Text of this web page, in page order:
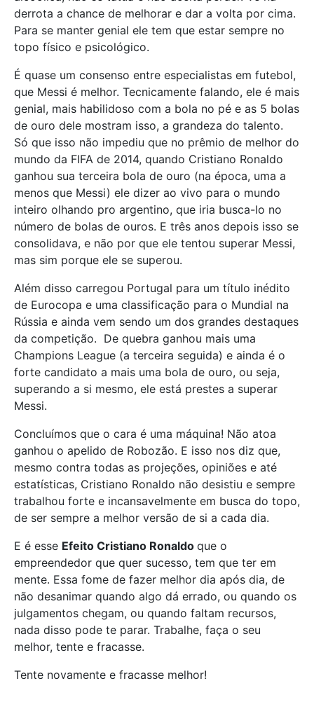
derrota a chance de melhorar e dar a volta por cima.
Para se manter genial ele tem que estar sempre no
topo físico e psicológico.
É quase um consenso entre especialistas em futebol,
que Messi é melhor. Tecnicamente falando, ele é mais
genial, mais habilidoso com a bola no pé e as 5 bolas
de ouro dele mostram isso, a grandeza do talento.
Só que isso não impediu que no prêmio de melhor do
mundo da FIFA de 2014, quando Cristiano Ronaldo
ganhou sua terceira bola de ouro (na época, uma a
menos que Messi) ele dizer ao vivo para o mundo
inteiro olhando pro argentino, que iria busca-lo no
número de bolas de ouros. E três anos depois isso se
consolidava, e não por que ele tentou superar Messi,
mas sim porque ele se superou.
Além disso carregou Portugal para um título inédito
de Eurocopa e uma classificação para o Mundial na
Rússia e ainda vem sendo um dos grandes destaques
da competição. De quebra ganhou mais uma
Champions League (a terceira seguida) e ainda é o
forte candidato a mais uma bola de ouro, ou seja,
superando a si mesmo, ele está prestes a superar
Messi.
Concluímos que o cara é uma máquina! Não atoa
ganhou o apelido de Robozão. E isso nos diz que,
mesmo contra todas as projeções, opiniões e até
estatísticas, Cristiano Ronaldo não desistiu e sempre
trabalhou forte e incansavelmente em busca do topo,
de ser sempre a melhor versão de si a cada dia.
E é esse Efeito Cristiano Ronaldo que o
empreendedor que quer sucesso, tem que ter em
mente. Essa fome de fazer melhor dia após dia, de
não desanimar quando algo dá errado, ou quando os
julgamentos chegam, ou quando faltam recursos,
nada disso pode te parar. Trabalhe, faça o seu
melhor, tente e fracasse.
Tente novamente e fracasse melhor!